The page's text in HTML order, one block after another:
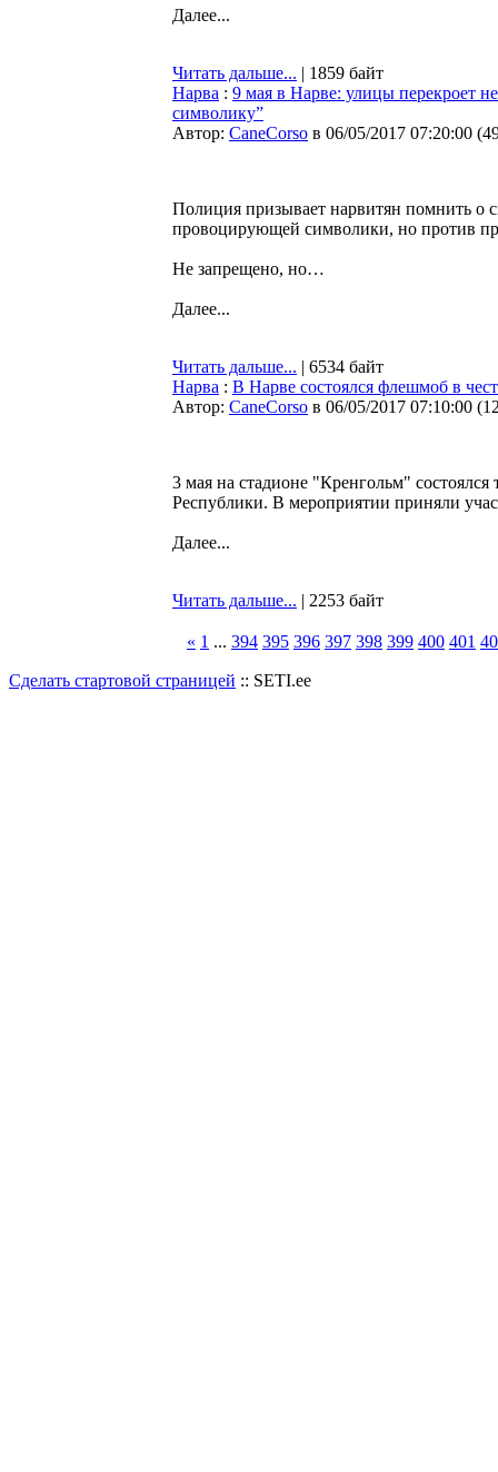
Далее...
Читать дальше... | 1859 байт
Нарва : 9 мая в Нарве: улицы перекроет
символику”
Автор: CaneCorso в 06/05/2017 07:20:00 (
Полиция призывает нарвитян помнить о
провоцирующей символики, но против
Не запрещено, но…
Далее...
Читать дальше... | 6534 байт
Нарва : В Нарве состоялся флешмоб в
Автор: CaneCorso в 06/05/2017 07:10:00 (
3 мая на стадионе "Кренгольм"
Республики. В мероприятии приняли
Далее...
Читать дальше... | 2253 байт
« 1 ... 394 395 396 397 398 399 400 401
Сделать стартовой страницей :: SETI.ee